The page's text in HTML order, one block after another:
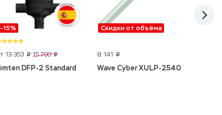
-15%
13 353 p 15 700 p
DFP-2 Standard
Скидки от объёма
8 141 p
Wave Cyber XULP-2540